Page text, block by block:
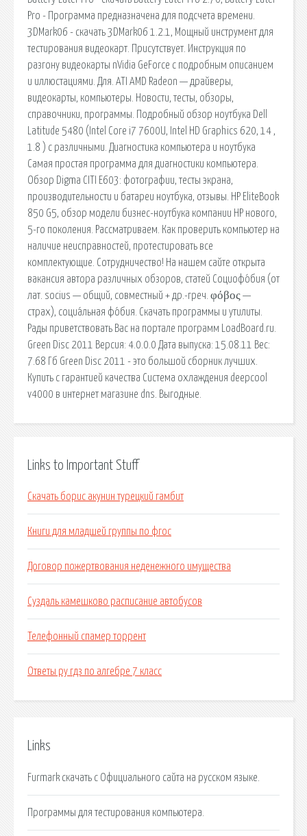
Pro - Программа предназначена для подсчета времени.
3DMark06 - скачать 3DMark06 1.2.1, Мощный инструмент для
тестирования видеокарт. Присутствует. Инструкция по
разгону видеокарты nVidia GeForce с подробным описанием
и иллюстациями. Для. ATI AMD Radeon — драйверы,
видеокарты, компьютеры. Новости, тесты, обзоры,
справочники, программы. Подробный обзор ноутбука Dell
Latitude 5480 (Intel Core i7 7600U, Intel HD Graphics 620, 14 ,
1.8 ) с различными. Диагностика компьютера и ноутбука
Самая простая программа для диагностики компьютера.
Обзор Digma CITI E603: фотографии, тесты экрана,
производительности и батареи ноутбука, отзывы. HP EliteBook
850 G5, обзор модели бизнес-ноутбука компании HP нового,
5-го поколения. Рассматриваем. Как проверить компьютер на
наличие неисправностей, протестировать все
комплектующие. Сотрудничество! На нашем сайте открыта
вакансия автора различных обзоров, статей Социофо́бия (от
лат. socius — общий, совместный + др.-греч. φόβος —
страх), социа́льная фо́бия. Скачать программы и утилиты.
Рады приветствовать Вас на портале программ LoadBoard.ru.
Green Disc 2011 Версия: 4.0.0.0 Дата выпуска: 15.08.11 Вес:
7.68 Гб Green Disc 2011 - это большой сборник лучших.
Купить с гарантией качества Система охлаждения deepcool
v4000 в интернет магазине dns. Выгодные.
Links to Important Stuff
Скачать борис акунин турецкий гамбит
Книги для младшей группы по фгос
Договор пожертвования неденежного имущества
Суздаль камешково расписание автобусов
Телефонный спамер торрент
Ответы ру гдз по алгебре 7 класс
Links
Furmark скачать с Официального сайта на русском языке.
Программы для тестирования компьютера.